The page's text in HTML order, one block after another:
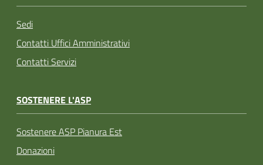
Sedi
Contatti Uffici Amministrativi
Contatti Servizi
SOSTENERE L'ASP
Sostenere ASP Pianura Est
Donazioni